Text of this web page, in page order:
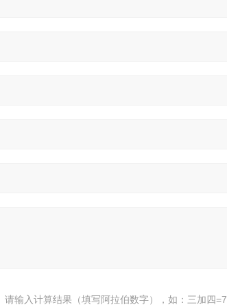
请输入计算结果（填写阿拉伯数字），如：三加四=7